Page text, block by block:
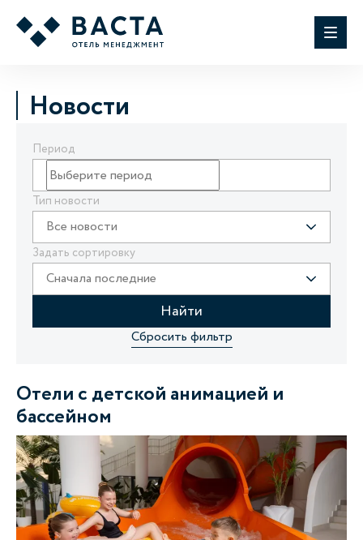
Новости
Период
Тип новости
Все новости
Задать сортировку
Сначала последние
Сбросить фильтр
Найти
Отели с детской анимацией и
бассейном